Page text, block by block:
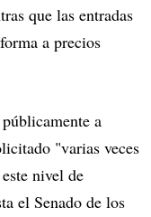
que las entradas
a precios
a
"varias veces
nivel de
el Senado de los